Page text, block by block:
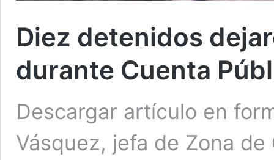
Diez detenidos
durante Cuenta
Descargar artículo en
Vásquez, jefa de Zona